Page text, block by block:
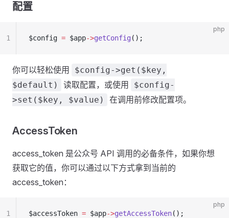
配置
php
$config = $app->getConfig ();
1
你可以轻松使用
$config->get($key,
$default)
读取配置，或使用
$config-
>set($key, $value)
在调用前修改配置项。
AccessToken
access_token 是公众号 API 调用的必备条件，如果你想
获取它的值，你可以通过以下方式拿到当前的
access_token：
php
$accessToken = $app->getAccessToken();
1